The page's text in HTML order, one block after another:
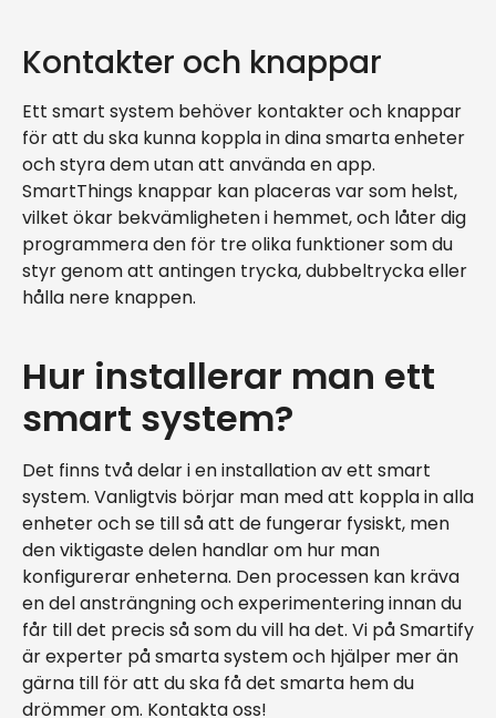
Kontakter och knappar
Ett smart system behöver kontakter och knappar
för att du ska kunna koppla in dina smarta enheter
och styra dem utan att använda en app.
SmartThings knappar kan placeras var som helst,
vilket ökar bekvämligheten i hemmet, och låter dig
programmera den för tre olika funktioner som du
styr genom att antingen trycka, dubbeltrycka eller
hålla nere knappen.
Hur installerar man ett
smart system?
Det finns två delar i en installation av ett smart
system. Vanligtvis börjar man med att koppla in alla
enheter och se till så att de fungerar fysiskt, men
den viktigaste delen handlar om hur man
konfigurerar enheterna. Den processen kan kräva
en del ansträngning och experimentering innan du
får till det precis så som du vill ha det. Vi på Smartify
är experter på smarta system och hjälper mer än
gärna till för att du ska få det smarta hem du
drömmer om. Kontakta oss!